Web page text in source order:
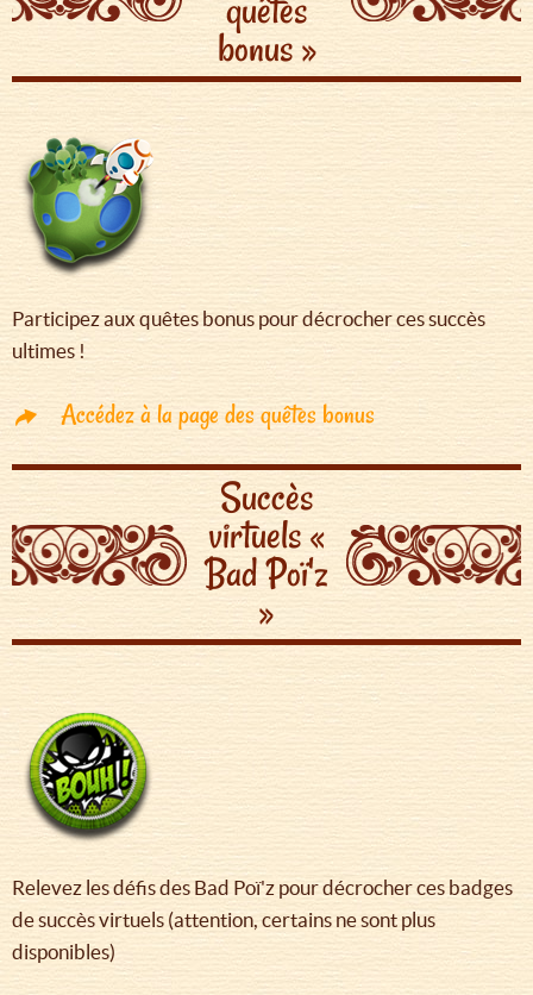
quêtes
bonus »
Participez aux quêtes bonus pour décrocher ces succès
ultimes !
Accédez à la page des quêtes bonus
Succès
virtuels «
Bad Poï'z
»
Relevez les défis des Bad Poï'z pour décrocher ces badges
de succès virtuels (attention, certains ne sont plus
disponibles)